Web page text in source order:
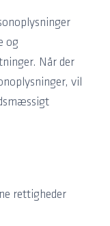
og
Når der
vil
rettigheder